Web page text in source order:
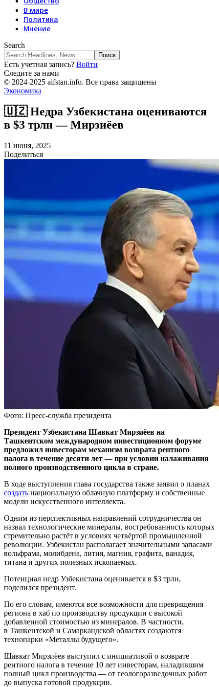
В мире
Политика
Мнение
Search
Есть учетная запись? Войти
Следите за нами
© 2024-2025 aifstan.info. Все права защищены
Экономика
🇺🇿 Недра Узбекистана оцениваются
в $3 трлн — Мирзиёев
11 июня, 2025
Поделиться
Фото: Пресс-служба президента
Президент Узбекистана Шавкат Мирзиёев на
Ташкентском международном инвестиционном форуме
предложил инвесторам механизм возврата рентного
налога в течение десяти лет — при условии налаживания
полного производственного цикла в стране.
В ходе выступления глава государства также заявил о планах
создать национальную облачную платформу и собственные
модели искусственного интеллекта.
Одним из перспективных направлений сотрудничества он
назвал технологические минералы, востребованность которых
стремительно растёт в условиях четвёртой промышленной
революции. Узбекистан располагает значительными запасами
вольфрама, молибдена, лития, магния, графита, ванадия,
титана и других полезных ископаемых.
Потенциал недр Узбекистана оценивается в $3 трлн,
поделился президент.
По его словам, имеются все возможности для превращения
региона в хаб по производству продукции с высокой
добавленной стоимостью из минералов. В частности,
в Ташкентской и Самаркандской областях создаются
технопарки «Металлы будущего».
Шавкат Мирзиёев выступил с инициативой о возврате
рентного налога в течение 10 лет инвесторам, наладившим
полный цикл производства — от геологоразведочных работ
до выпуска готовой продукции.